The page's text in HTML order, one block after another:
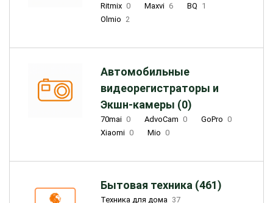
Ritmix 0 Maxvi 6 BQ 1
Olmio 2
Автомобильные
видеорегистраторы и
Экшн-камеры (0)
70mai 0 AdvoCam 0 GoPro 0
Xiaomi 0 Mio 0
Бытовая техника (461)
Техника для дома 37